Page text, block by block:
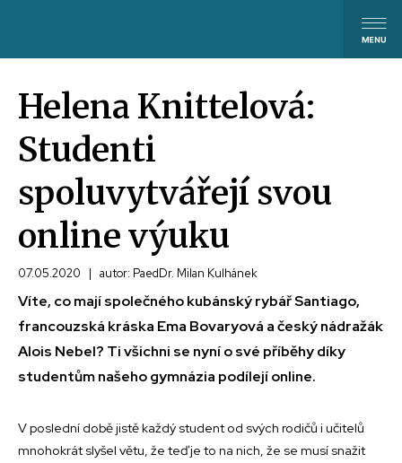
Helena Knittelová:
Studenti
spoluvytvářejí svou
online výuku
07.05.2020 | autor: PaedDr. Milan Kulhánek
Víte, co mají společného kubánský rybář Santiago,
francouzská kráska Ema Bovaryová a český nádražák
Alois Nebel? Ti všichni se nyní o své příběhy díky
studentům našeho gymnázia podílejí online.
V poslední době jistě každý student od svých rodičů i učitelů
mnohokrát slyšel větu, že teď je to na nich, že se musí snažit